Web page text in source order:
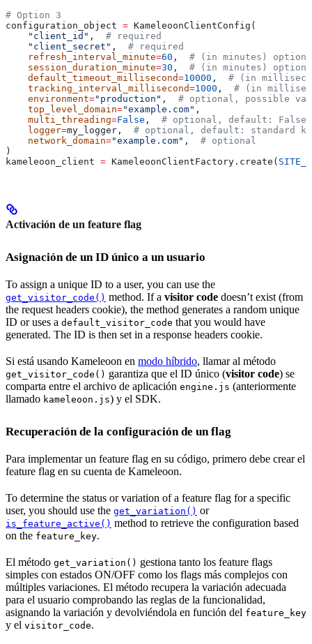
# Option 3
configuration_object = KameleoonClientConfig(
    "client_id"
, # required
    "client_secret"
, # required
    refresh_interval_minute
=60 , # (in minutes)
    session_duration_minute
=30 , # (in minutes)
    default_timeout_millisecond
=10000 , # (in
    tracking_interval_millisecond
=1000 , # (in
    environment
="production" , # optional, possible
    top_level_domain
="example.com" ,
    multi_threading
=False , # optional, default: False
    logger
=my_logger, # optional, default: standard
    network_domain
="example.com" , # optional
)
kameleoon_client = KameleoonClientFactory.create(
Activación de un feature flag
Asignación de un ID único a un usuario
To assign a unique ID to a user, you can use the
get_visitor_code() method. If a visitor code doesn’t exist (from
the request headers cookie), the method generates a random unique
ID or uses a default_visitor_code that you would have
generated. The ID is then set in a response headers cookie.
Si está usando Kameleoon en modo híbrido, llamar al método
get_visitor_code() garantiza que el ID único (visitor code) se
comparta entre el archivo de aplicación engine.js (anteriormente
llamado kameleoon.js) y el SDK.
Recuperación de la configuración de un flag
Para implementar un feature flag en su código, primero debe crear el
feature flag en su cuenta de Kameleoon.
To determine the status or variation of a feature flag for a specific
user, you should use the get_variation() or
is_feature_active() method to retrieve the configuration based
on the feature_key.
El método get_variation() gestiona tanto los feature flags
simples con estados ON/OFF como los flags más complejos con
múltiples variaciones. El método recupera la variación adecuada
para el usuario comprobando las reglas de la funcionalidad,
asignando la variación y devolviéndola en función del feature_key
y el visitor_code.